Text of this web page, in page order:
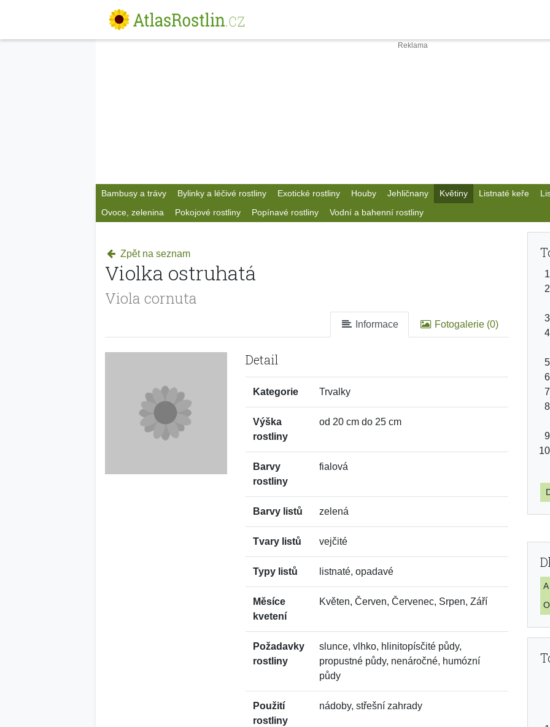
Bambusy a trávy Bylinky a léčivé rostliny Exotické rostliny Houby Jehličnany Květiny Listnaté keře
Ovoce, zelenina
Pokojové rostliny Popínavé rostliny Vodní a bahenní rostliny
Zpět na seznam
Violka ostruhatá
Viola cornuta
Informace Fotogalerie (0)
Detail
Kategorie Trvalky
Výška
rostliny
od 20 cm do 25 cm
Barvy
rostliny
fialová
Barvy listů zelená
Tvary listů vejčité
Typy listů listnaté, opadavé
Měsíce
kvetení
Květen, Červen, Červenec, Srpen, Září
Požadavky
rostliny
slunce, vlhko, hlinitopísčité půdy,
propustné půdy, nenáročné, humózní
půdy
Použití
rostliny
nádoby, střešní zahrady
A
O